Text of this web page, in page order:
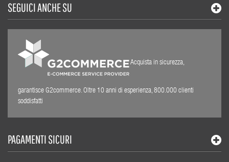
SEGUICI ANCHE SU
Acquista in sicurezza,
garantisce G2commerce. Oltre 10 anni di esperienza, 800.000 clienti
soddisfatti
PAGAMENTI SICURI